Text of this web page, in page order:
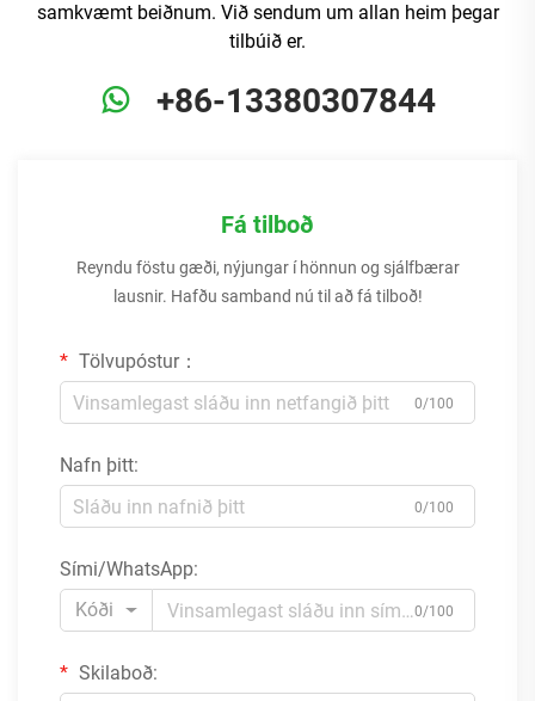
samkvæmt beiðnum. Við sendum um allan heim þegar
tilbúið er.
+86-13380307844
Fá tilboð
Reyndu föstu gæði, nýjungar í hönnun og sjálfbærar
lausnir. Hafðu samband nú til að fá tilboð!
Tölvupóstur：
0/100
Nafn þitt:
0/100
Sími/WhatsApp:
Kóði
0/100
Skilaboð: